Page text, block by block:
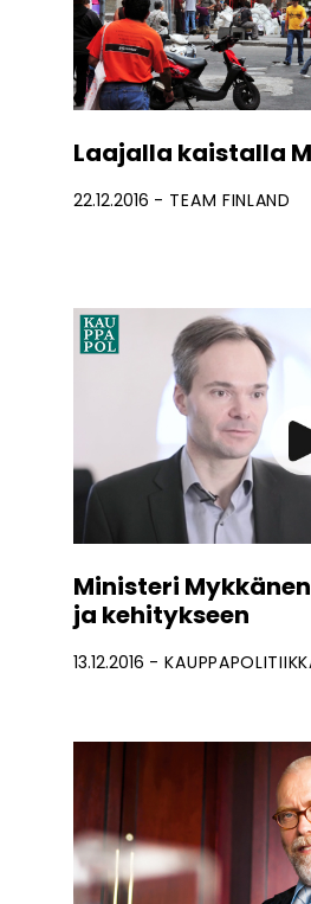
Laajalla kaistalla
22.12.2016 TEAM FINLAND
Ministeri
ja kehitykseen
13.12.2016